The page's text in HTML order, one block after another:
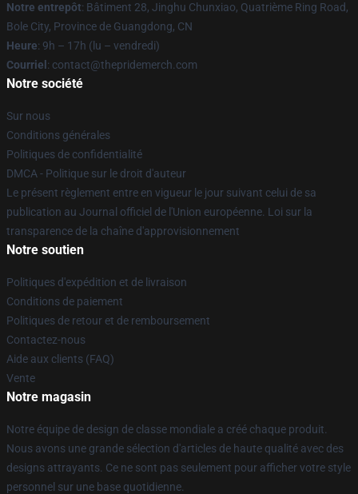
Notre entrepôt: Bâtiment 28, Jinghu Chunxiao, Quatrième Ring Road,
Bole City, Province de Guangdong, CN
Heure: 9h – 17h (lu – vendredi)
Courriel : contact@thepridemerch.com
Notre société
Sur nous
Conditions générales
Politiques de confidentialité
DMCA - Politique sur le droit d'auteur
Le présent règlement entre en vigueur le jour suivant celui de sa
publication au Journal officiel de l'Union européenne. Loi sur la
transparence de la chaîne d'approvisionnement
Notre soutien
Politiques d'expédition et de livraison
Conditions de paiement
Politiques de retour et de remboursement
Contactez-nous
Aide aux clients (FAQ)
Vente
Notre magasin
Notre équipe de design de classe mondiale a créé chaque produit.
Nous avons une grande sélection d'articles de haute qualité avec des
designs attrayants. Ce ne sont pas seulement pour afficher votre style
personnel sur une base quotidienne.